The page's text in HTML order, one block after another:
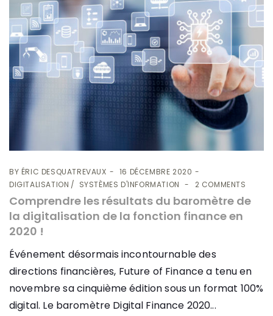
BY ÉRIC DESQUATREVAUX
16 DÉCEMBRE 2020
DIGITALISATION
SYSTÈMES D'INFORMATION 2 COMMENTS
Comprendre les résultats du baromètre de
la digitalisation de la fonction finance en
2020 !
Événement désormais incontournable des
directions financières, Future of Finance a tenu en
novembre sa cinquième édition sous un format 100%
digital. Le baromètre Digital Finance 2020...